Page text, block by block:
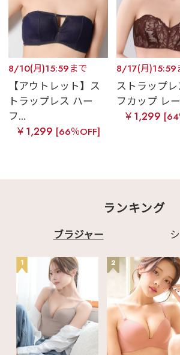
8/10(月)15:59まで
【アウトレット】ス
トラップレス ハー
フ...
￥1,299 [66％OFF]
8/17(月)15:59
ストラップ
フカップ レ
￥1,299 [64
ランキング
ブラジャー
1 2